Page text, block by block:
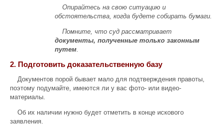
Опирайтесь на свою ситуацию и
обстоятельства, когда будете собирать бумаги.
Помните, что суд рассматривает
документы, полученные только законным
путем
2. Подготовить доказательственную базу
Документов порой бывает мало для подтверждения правоты,
поэтому подумайте, имеются ли у вас фото- или видео-
материалы.
Об их наличии нужно будет отметить в конце искового
заявления.